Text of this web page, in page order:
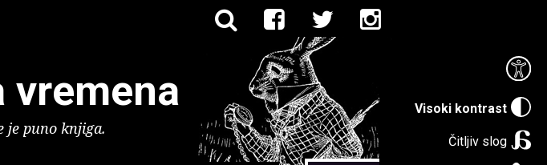
Visoki kontrast
Čitljiv slog
vremena
je puno knjiga.